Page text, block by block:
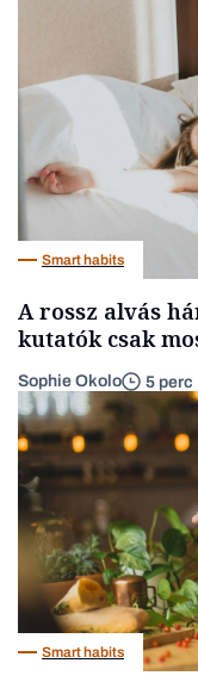
Smart habits
A rossz alvás
kutatók csak
Sophie Okolo 5 perc
Smart habits